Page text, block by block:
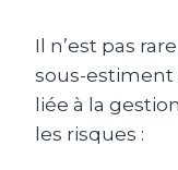
Il n’est pas
sous-estiment
liée à la
les risques :